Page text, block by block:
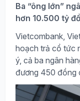
Ba “ông lớn”
hơn 10.500 tỷ
Vietcombank,
hoạch trả cổ tức
ý, cả ba ngân
đương 450 đồng